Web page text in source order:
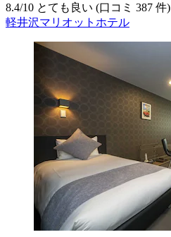
8.4/10 とても良い (口コミ 387 件)
軽井沢マリオットホテル